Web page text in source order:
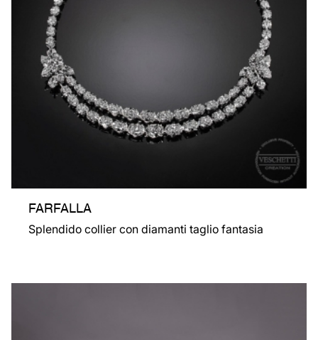
FARFALLA
Splendido collier con diamanti taglio fantasia